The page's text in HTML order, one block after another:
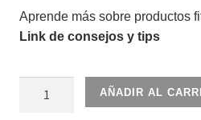
Aprende más sobre productos
Link de consejos y tips
AÑADIR AL